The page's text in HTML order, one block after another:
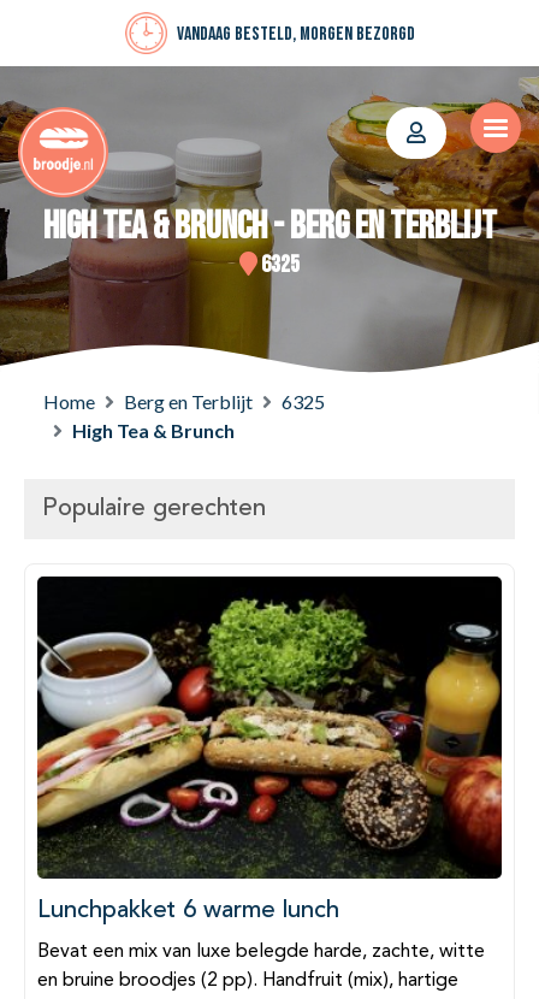
Vandaag besteld, morgen bezorgd
High Tea & Brunch - Berg en Terblijt
6325
Home Berg en Terblijt
6325
High Tea & Brunch
Populaire gerechten
Lunchpakket 6 warme lunch
Bevat een mix van luxe belegde harde, zachte, witte
en bruine broodjes (2 pp). Handfruit (mix), hartige